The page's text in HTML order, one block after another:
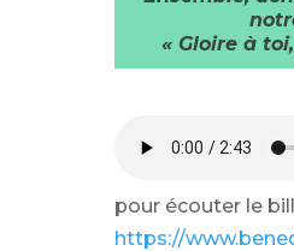
« Gloire à
pour écouter le
https://